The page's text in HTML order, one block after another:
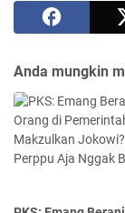
Anda mungkin